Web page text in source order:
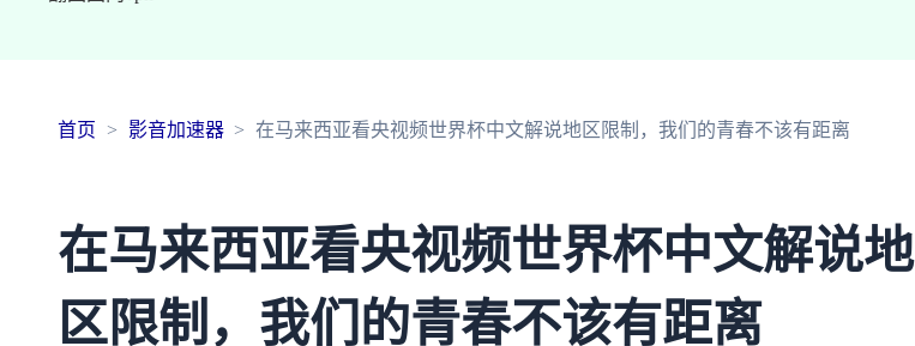
首页 影音加速器 在马来西亚看央视频世界杯中文解说地区限制，我们的青春不该有距离
在马来西亚看央视频世界杯中文解说地
区限制，我们的青春不该有距离